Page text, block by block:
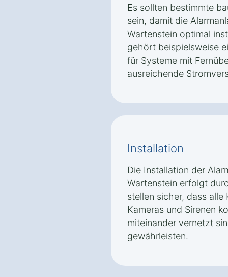
Es sollten bestimmte
sein, damit die
Wartenstein optimal
gehört beispielsweise
für Systeme mit
ausreichende
Installation
Die Installation der
Wartenstein erfolgt
stellen sicher, dass alle
Kameras und Sirenen
miteinander vernetzt
gewährleisten.